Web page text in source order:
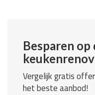
Besparen op
Vergelijk gratis
het beste aanbod!